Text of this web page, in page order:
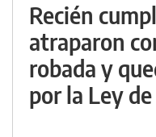
Recién
atraparon
robada y
por la Ley